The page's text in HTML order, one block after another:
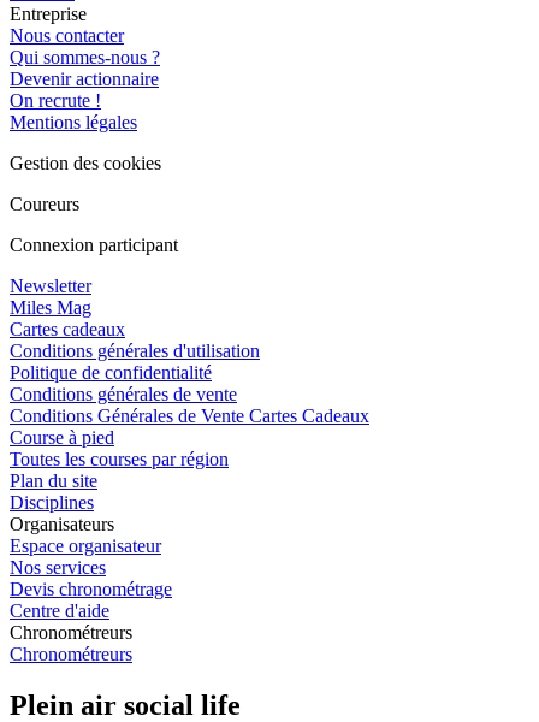
Entreprise
Nous contacter
Qui sommes-nous ?
Devenir actionnaire
On recrute !
Mentions légales
Gestion des cookies
Coureurs
Connexion participant
Newsletter
Miles Mag
Cartes cadeaux
Conditions générales d'utilisation
Politique de confidentialité
Conditions générales de vente
Conditions Générales de Vente Cartes Cadeaux
Course à pied
Toutes les courses par région
Plan du site
Disciplines
Organisateurs
Espace organisateur
Nos services
Devis chronométrage
Centre d'aide
Chronométreurs
Chronométreurs
Plein air social life